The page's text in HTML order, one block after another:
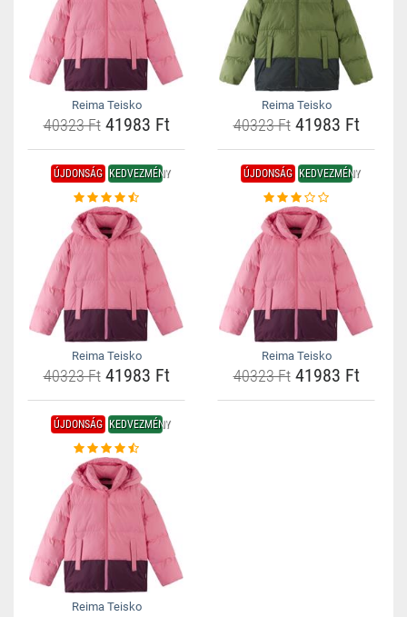
Reima Teisko
40323 Ft41983 Ft
Reima Teisko
40323 Ft41983 Ft
ÚJDONSÁG KEDVEZMÉNY
Reima Teisko
40323 Ft41983 Ft
ÚJDONSÁG KEDVEZMÉNY
Reima Teisko
40323 Ft41983 Ft
ÚJDONSÁG KEDVEZMÉNY
Reima Teisko